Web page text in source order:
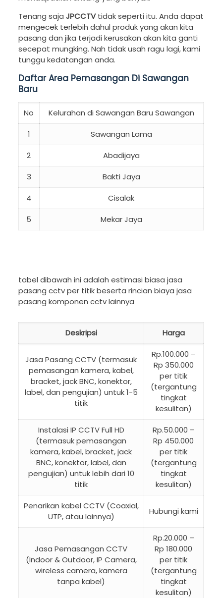
Tenang saja JPCCTVtidak seperti itu. Anda dapat
mengecek terlebih dahul produk yang akan kita
pasang dan jika terjadi kerusakan akan kita ganti
secepat mungking. Nah tidak usah ragu lagi, kami
tunggu kedatangan anda.
Daftar Area Pemasangan Di Sawangan
Baru
No Kelurahan di Sawangan Baru Sawangan
1 Sawangan Lama
2 Abadijaya
3 Bakti Jaya
4 Cisalak
5 Mekar Jaya
tabel dibawah ini adalah estimasi biasa jasa
pasang cctv per titik beserta rincian biaya jasa
pasang komponen cctv lainnya
Deskripsi Harga
Jasa Pasang CCTV (termasuk
pemasangan kamera, kabel,
bracket, jack BNC, konektor,
label, dan pengujian) untuk 1-5
titik
Rp.100.000 –
Rp 350.000
per titik
(tergantung
tingkat
kesulitan)
Instalasi IP CCTV Full HD
(termasuk pemasangan
kamera, kabel, bracket, jack
BNC, konektor, label, dan
pengujian) untuk lebih dari 10
titik
Rp.50.000 –
Rp 450.000
per titik
(tergantung
tingkat
kesulitan)
Penarikan kabel CCTV (Coaxial,
UTP, atau lainnya)
Hubungi kami
Jasa Pemasangan CCTV
(Indoor & Outdoor, IP Camera,
wireless camera, kamera
tanpa kabel)
Rp.20.000 –
Rp 180.000
per titik
(tergantung
tingkat
kesulitan)